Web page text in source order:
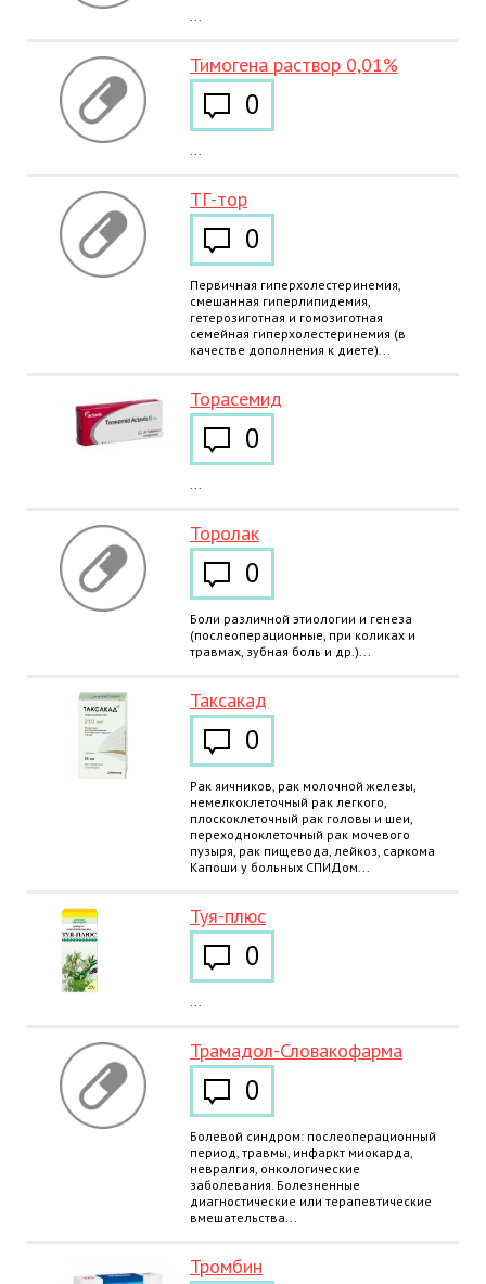
...
Тимогена раствор 0,01%
0
...
ТГ-тор
0
Первичная гиперхолестеринемия,
смешанная гиперлипидемия,
гетерозиготная и гомозиготная
семейная гиперхолестеринемия (в
качестве дополнения к диете)...
Торасемид
0
...
Торолак
0
Боли различной этиологии и генеза
(послеоперационные, при коликах и
травмах, зубная боль и др.)...
Таксакад
0
Рак яичников, рак молочной железы,
немелкоклеточный рак легкого,
плоскоклеточный рак головы и шеи,
переходноклеточный рак мочевого
пузыря, рак пищевода, лейкоз, саркома
Капоши у больных СПИДом...
Туя-плюс
0
...
Трамадол-Словакофарма
0
Болевой синдром: послеоперационный
период, травмы, инфаркт миокарда,
невралгия, онкологические
заболевания. Болезненные
диагностические или терапевтические
вмешательства...
Тромбин